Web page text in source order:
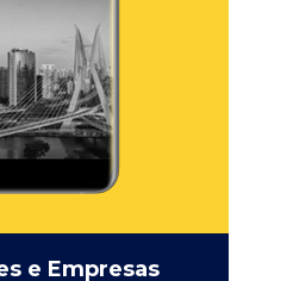
e Empresas